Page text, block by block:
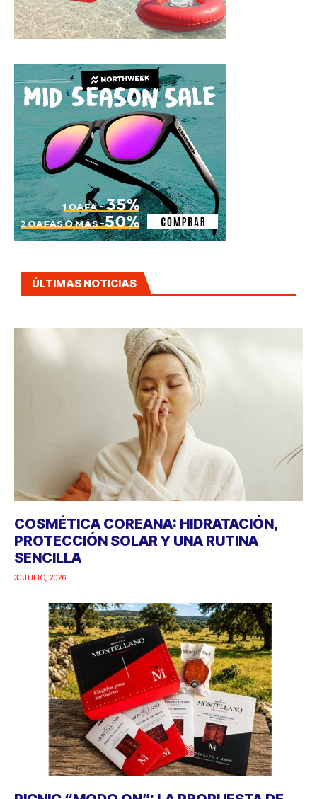
ÚLTIMAS NOTICIAS
COSMÉTICA COREANA: HIDRATACIÓN,
PROTECCIÓN SOLAR Y UNA RUTINA
SENCILLA
30 JULIO, 2026